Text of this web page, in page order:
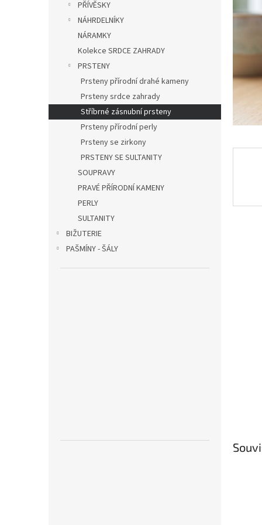
PŘÍVĚSKY
NÁHRDELNÍKY
NÁRAMKY
Kolekce SRDCE ZAHRADY
PRSTENY
Prsteny přírodní drahé kameny
Prsteny srdce zahrady
Stříbrné zásnubní prsteny
Prsteny přírodní perly
Prsteny se zirkony
PRSTENY SE SULTANITY
SOUPRAVY
PRAVÉ PŘÍRODNÍ KAMENY
PERLY
SULTANITY
BIŽUTERIE
PAŠMÍNY - ŠÁLY